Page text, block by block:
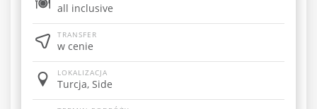
all inclusive
TRANSFER
w cenie
LOKALIZACJA
Turcja, Side